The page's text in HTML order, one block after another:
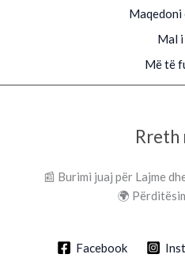
Maqedoni
Mal
Më të
Rreth
📰 Burimi juaj për Lajme
🌍
Facebook